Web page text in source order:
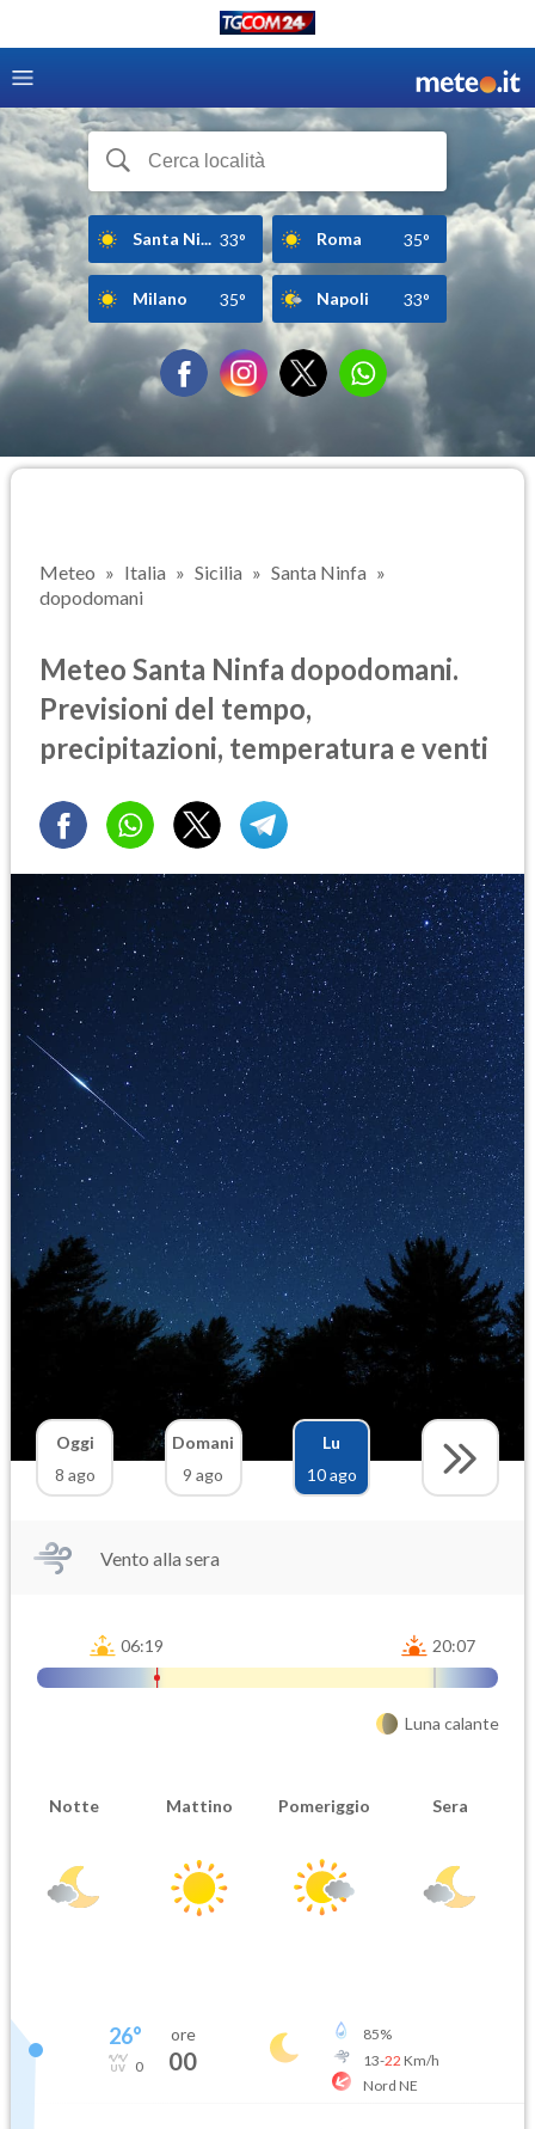
Santa Ni... 33° Roma 35°
Milano 35° Napoli 33°
Meteo Italia Sicilia
Santa Ninfa
dopodomani
Meteo Santa Ninfa dopodomani.
Previsioni del tempo,
precipitazioni, temperatura e venti
Oggi
8 ago
Domani
9 ago
Lu
10 ago
Vento alla sera
06:19 20:07
Luna calante
Notte Mattino Pomeriggio Sera
26°
0
ore
00
85%
13-22 Km/h
Nord NE